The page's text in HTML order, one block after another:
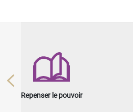
Repenser le pouvoir
Previous